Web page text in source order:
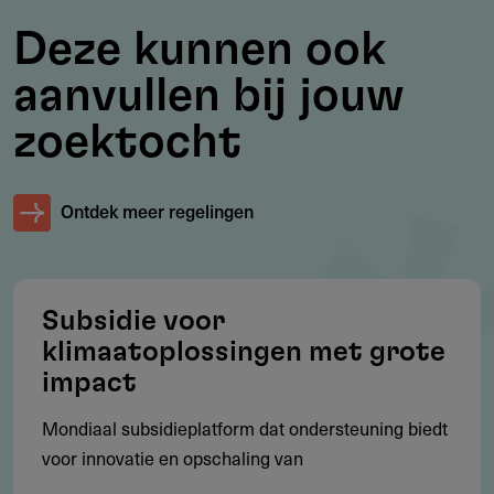
productieketens
Narratiefverandering ten gunste van inclusieve
economie
Built by Nature (€ 3.500.000 – bio-based bouwen in
Fashion for Good (€ 1.000.000 – circulaire mode-
innovatie)
Green Finance Institute (€ 1.872.813 – klimaatgericht
kapitaalbeheer)
Urban Land Institute (€ 870.000 – betaalbaar en
duurzaam wonen)
Deze kunnen ook
aanvullen bij jouw
zoektocht
Ontdek meer regelingen
Subsidie voor
klimaatoplossingen met grote
impact
Mondiaal subsidieplatform dat ondersteuning biedt
voor innovatie en opschaling van